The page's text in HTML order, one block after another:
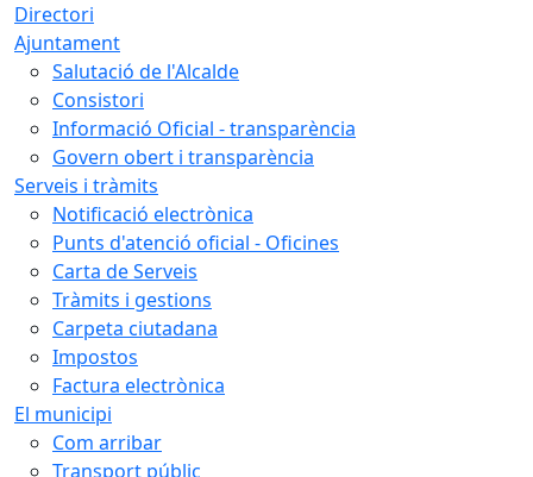
Directori
Ajuntament
Salutació de l'Alcalde
Consistori
Informació Oficial - transparència
Govern obert i transparència
Serveis i tràmits
Notificació electrònica
Punts d'atenció oficial - Oficines
Carta de Serveis
Tràmits i gestions
Carpeta ciutadana
Impostos
Factura electrònica
El municipi
Com arribar
Transport públic